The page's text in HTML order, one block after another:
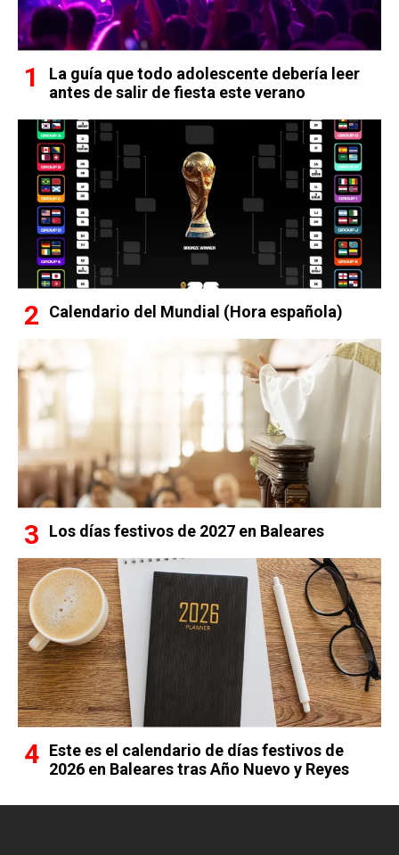
La guía que todo adolescente debería leer
antes de salir de fiesta este verano
Calendario del Mundial (Hora española)
Los días festivos de 2027 en Baleares
Este es el calendario de días festivos de
2026 en Baleares tras Año Nuevo y Reyes